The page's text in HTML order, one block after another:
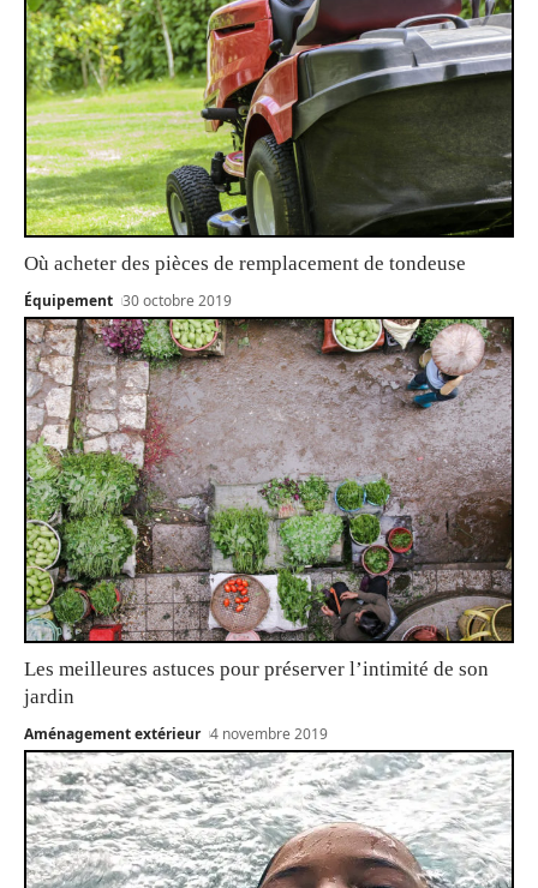
Où acheter des pièces de remplacement de tondeuse
Équipement 30 octobre 2019
Les meilleures astuces pour préserver l’intimité de son
jardin
Aménagement extérieur 4 novembre 2019